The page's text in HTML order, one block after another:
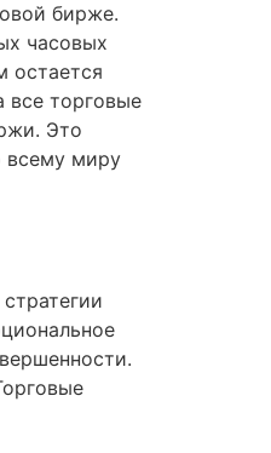
бирже.
часовых
остается
все торговые
Это
всему миру